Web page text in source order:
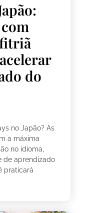
do
no Japão? As
a máxima
no idioma,
de aprendizado
praticará